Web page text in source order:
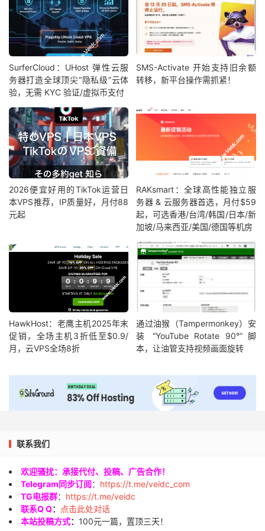
SurferCloud：UHost 弹性云服
务器打造全球顶尖“隐私级”云体
验，无需 KYC 验证/虚拟币支付
SMS-Activate 开始支持旧余额
转移，新平台操作需抓紧！
2026便宜好用的TikTok运营日
本VPS推荐，IP质量好，月付88
元起
RAKsmart：全球高性能独立服
务器 & 云服务器首选，月付$59
起，可选香港/台湾/韩国/日本/新
加坡/马来西亚/美国/德国等机房
HawkHost：老鹰主机2025年末
促销，全场主机3折低至$0.9/
月，云VPS全场8折
通过油猴（Tampermonkey）安
装 “YouTube Rotate 90°” 脚
本，让油管支持视频画面旋转
联系我们
欢迎骚扰：承接代付、投稿、广告合作！
Telegram同步订阅： https://t.me/veidc_com
TG电报群： https://t.me/veidc
联系Q Q：
点击此处对话
本站投稿方式： 100元一篇，置顶三天！